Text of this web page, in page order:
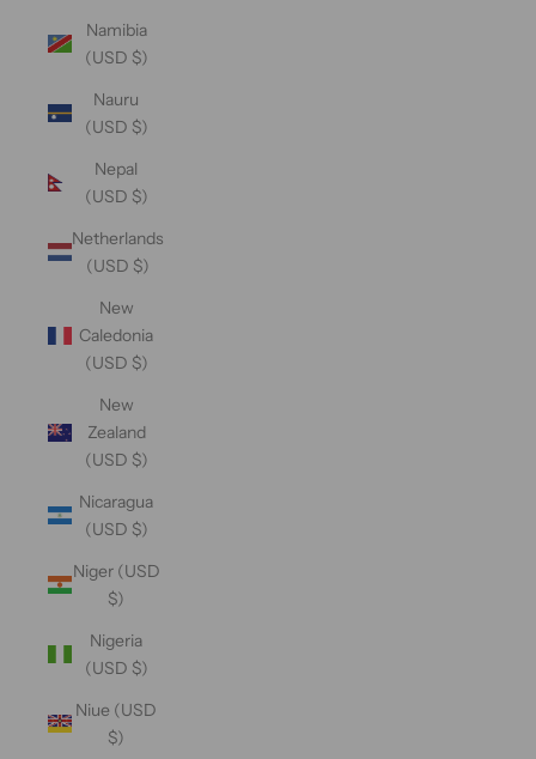
Namibia
(USD $)
Nauru
(USD $)
Nepal
(USD $)
Netherlands
(USD $)
New
Caledonia
(USD $)
New
Zealand
(USD $)
Nicaragua
(USD $)
Niger (USD
$)
Nigeria
(USD $)
Niue (USD
$)